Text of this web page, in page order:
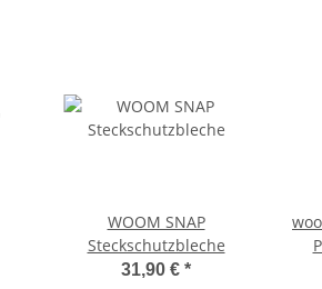
WOOM SNAP
Steckschutzbleche
31,90 € *